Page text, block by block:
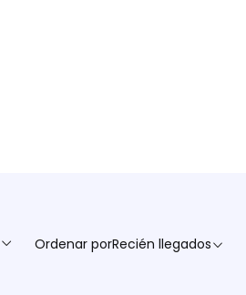
Ordenar porRecién llegados